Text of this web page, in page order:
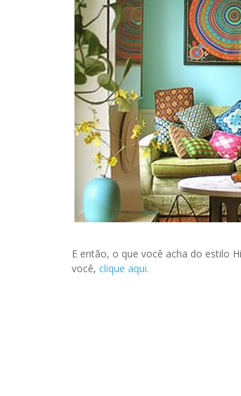
E então, o que você acha do estilo
você, clique aqui.